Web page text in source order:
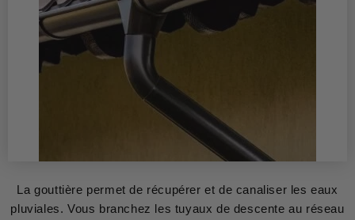
La gouttière permet de récupérer et de canaliser les eaux
pluviales. Vous branchez les tuyaux de descente au réseau